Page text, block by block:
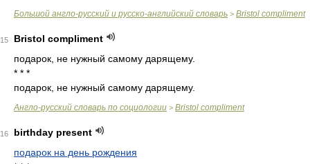
Большой англо-русский и русско-английский словарь > Bristol compliment
15
Bristol compliment
подарок, не нужный самому дарящему.
* * *
подарок, не нужный самому дарящему.
Англо-русский словарь по социологии > Bristol compliment
16
birthday present
подарок на день рождения